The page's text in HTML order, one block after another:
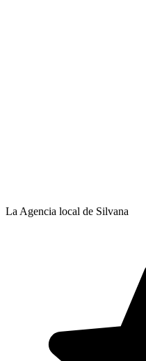
La Agencia local de Silvana